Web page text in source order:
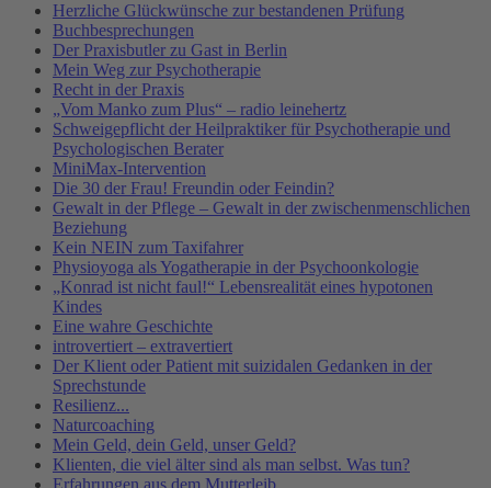
Herzliche Glückwünsche zur bestandenen Prüfung
Buchbesprechungen
Der Praxisbutler zu Gast in Berlin
Mein Weg zur Psychotherapie
Recht in der Praxis
„Vom Manko zum Plus“ – radio leinehertz
Schweigepflicht der Heilpraktiker für Psychotherapie und
Psychologischen Berater
MiniMax-Intervention
Die 30 der Frau! Freundin oder Feindin?
Gewalt in der Pflege – Gewalt in der zwischenmenschlichen
Beziehung
Kein NEIN zum Taxifahrer
Physioyoga als Yogatherapie in der Psychoonkologie
„Konrad ist nicht faul!“ Lebensrealität eines hypotonen
Kindes
Eine wahre Geschichte
introvertiert – extravertiert
Der Klient oder Patient mit suizidalen Gedanken in der
Sprechstunde
Resilienz...
Naturcoaching
Mein Geld, dein Geld, unser Geld?
Klienten, die viel älter sind als man selbst. Was tun?